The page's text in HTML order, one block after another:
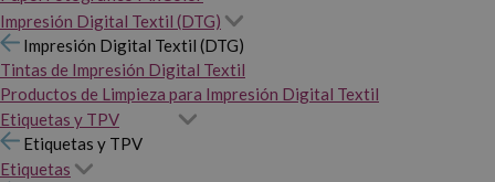
Impresión Digital Textil (DTG)
Impresión Digital Textil (DTG)
Tintas de Impresión Digital Textil
Productos de Limpieza para Impresión Digital Textil
Etiquetas y TPV
Etiquetas y TPV
Etiquetas